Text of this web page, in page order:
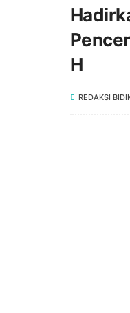
H
REDAKSI